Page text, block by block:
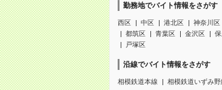
勤務地でバイト情報をさがす
西区 中区 港北区 神奈川区
都筑区
青葉区 金沢区
戸塚区
沿線でバイト情報をさがす
相模鉄道本線 相模鉄道いずみ野